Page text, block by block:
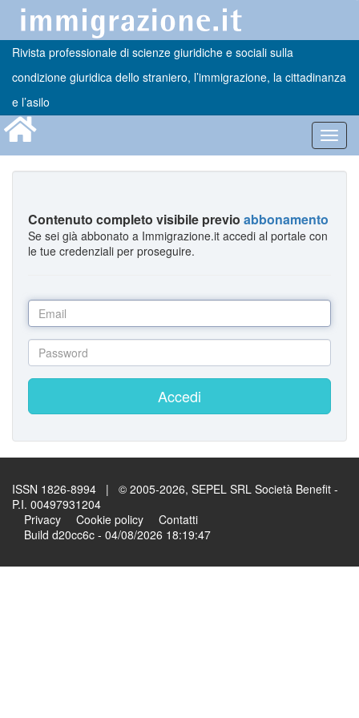
Rivista professionale di scienze giuridiche e sociali sulla
condizione giuridica dello straniero, l’immigrazione, la cittadinanza
e l’asilo
Contenuto completo visibile previo abbonamento
Se sei già abbonato a Immigrazione.it accedi al portale con
le tue credenziali per proseguire.
Accedi
ISSN 1826-8994 | © 2005-2026, SEPEL SRL Società Benefit -
P.I. 00497931204
Privacy
Cookie policy
Contatti
Build d20cc6c - 04/08/2026 18:19:47